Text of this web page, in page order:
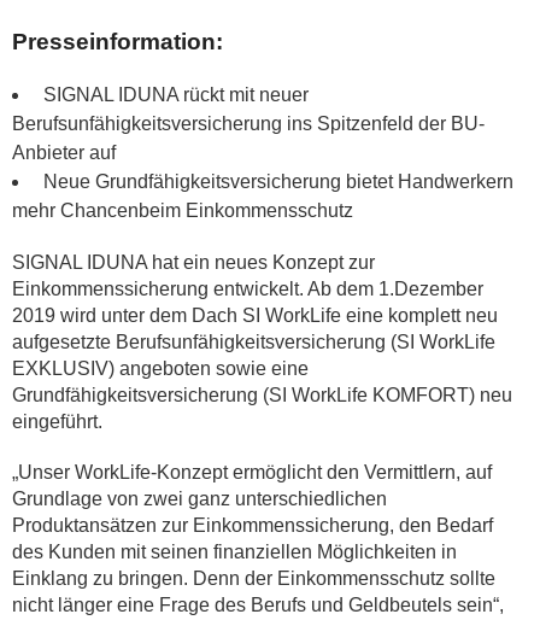
Presseinformation:
SIGNAL IDUNA rückt mit neuer
Berufsunfähigkeitsversicherung ins Spitzenfeld der BU-
Anbieter auf
Neue Grundfähigkeitsversicherung bietet Handwerkern
mehr Chancenbeim Einkommensschutz
SIGNAL IDUNA hat ein neues Konzept zur
Einkommenssicherung entwickelt. Ab dem 1.Dezember
2019 wird unter dem Dach SI WorkLife eine komplett neu
aufgesetzte Berufsunfähigkeitsversicherung (SI WorkLife
EXKLUSIV) angeboten sowie eine
Grundfähigkeitsversicherung (SI WorkLife KOMFORT) neu
eingeführt.
„Unser WorkLife-Konzept ermöglicht den Vermittlern, auf
Grundlage von zwei ganz unterschiedlichen
Produktansätzen zur Einkommenssicherung, den Bedarf
des Kunden mit seinen finanziellen Möglichkeiten in
Einklang zu bringen. Denn der Einkommensschutz sollte
nicht länger eine Frage des Berufs und Geldbeutels sein“,